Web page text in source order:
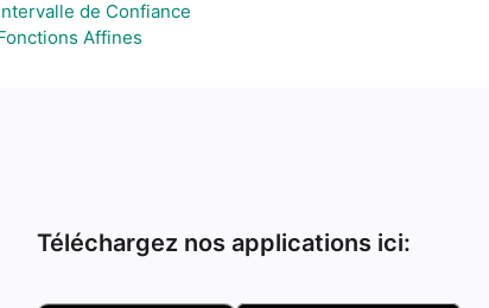
de Confiance
Affines
Téléchargez nos applications ici: